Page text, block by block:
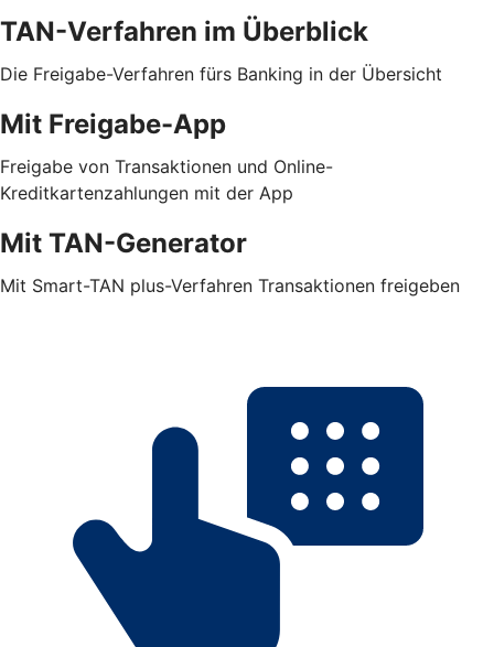
TAN-Verfahren im Überblick
Die Freigabe-Verfahren fürs Banking in der Übersicht
Mit Freigabe-App
Freigabe von Transaktionen und Online-
Kreditkartenzahlungen mit der App
Mit TAN-Generator
Mit Smart-TAN plus-Verfahren Transaktionen freigeben